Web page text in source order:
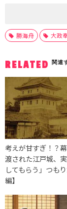
勝海舟 大政
RELATED 関連
考えが甘すぎ！？
渡された江戸城、
してもらう」つも
編】